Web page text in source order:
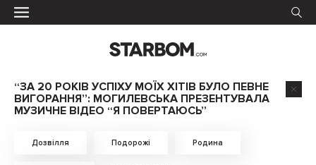
“ЗА 20 РОКІВ УСПІХУ МОЇХ ХІТІВ БУЛО ПЕВНЕ
ВИГОРАННЯ”: МОГИЛЕВСЬКА ПРЕЗЕНТУВАЛА
МУЗИЧНЕ ВІДЕО “Я ПОВЕРТАЮСЬ”
Дозвілля Подорожі Родина